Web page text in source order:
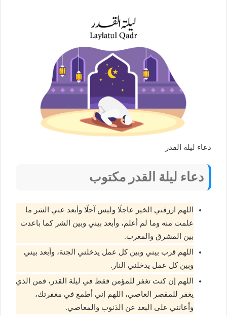
دعاء ليلة القدر
دعاء ليلة القدر مكتوب
اللهم ارزقني الخير عاجلًا وليس آجلًا وأبعد عني الشر ما
علمت منه وما لم أعلم، وأبعد بيني وبين الشر كما باعدت
بين المشرق والمغرب.
اللهم قرب بيني وبين كل عمل يدخلني الجنة، وأبعد بيني
وبين كل عمل يدخلني النار.
اللهم إن كنت تغفر للمؤمن فقط في ليلة القدر، فمن الذي
يغفر للمقصر العاصي، اللهم إني أطمع في مغفرتك،
وأعانني على البعد عن الذنوب والمعاصي.